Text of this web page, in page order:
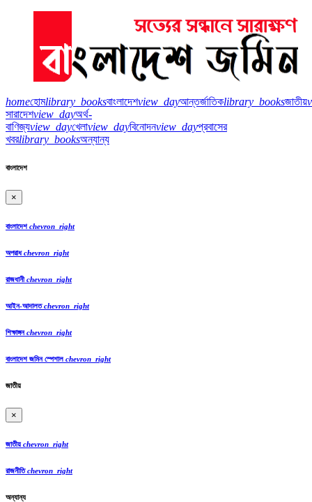
homeহোমlibrary_booksবাংলাদেশview_dayআন্তর্জাতিকlibrary_booksজাতীয়
সারাদেশview_dayঅর্থ-
বাণিজ্যview_dayখেলাview_dayবিনোদনview_dayপ্রবাসের
খবরlibrary_booksঅন্যান্য
বাংলাদেশ
×
বাংলাদেশ chevron_right
অপরাধchevron_right
রাজধানীchevron_right
আইন-আদালতchevron_right
শিক্ষাঙ্গনchevron_right
বাংলাদেশ জমিন স্পেশাল chevron_right
জাতীয়
×
জাতীয়chevron_right
রাজনীতিchevron_right
অন্যান্য